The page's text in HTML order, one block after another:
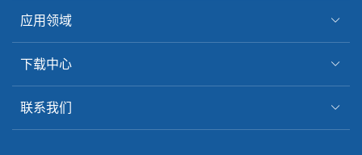
应用领域
下载中心
联系我们